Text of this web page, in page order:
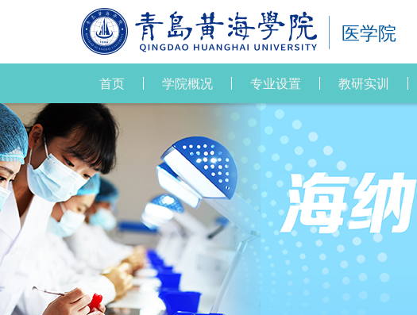
医学院
首页 学院概况 专业设置 教研实训